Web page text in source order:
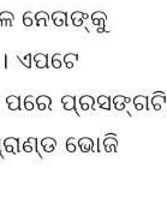
ନେତାଙ୍କୁ
ଏପଟେ
ପରେ ପ୍ରସଙ୍ଗଟି
ଭୋଜି